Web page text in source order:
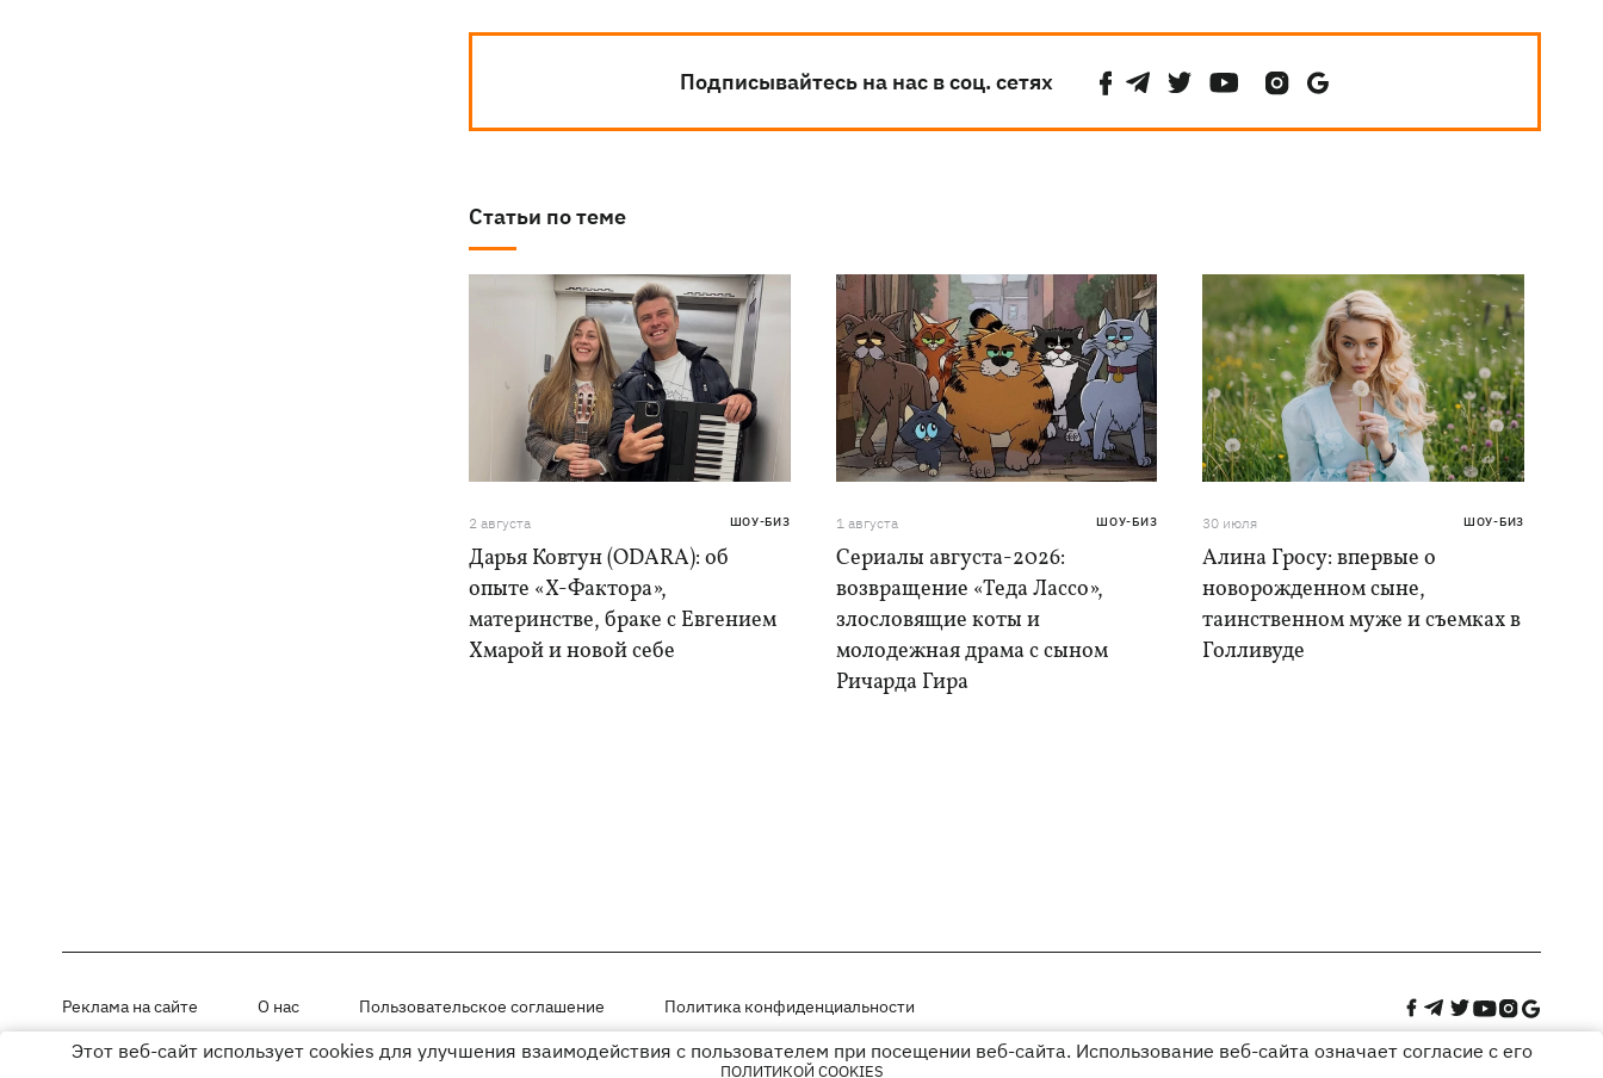
Подписывайтесь на нас в соц. сетях
Статьи по теме
2 августа ШОУ-БИЗ
Дарья Ковтун (ODARA): об
опыте «Х-Фактора»,
материнстве, браке с Евгением
Хмарой и новой себе
1 августа ШОУ-БИЗ
Сериалы августа-2026:
возвращение «Теда Лассо»,
злословящие коты и
молодежная драма с сыном
Ричарда Гира
30 июля ШОУ-БИЗ
Алина Гросу: впервые о
новорожденном сыне,
таинственном муже и съемках в
Голливуде
Реклама на сайте О нас Пользовательское соглашение Политика конфиденциальности
Материалы под рубриками «Новости компании», «PR» и «Факт» размещены на правах рекламы
Этот веб-сайт использует cookies для улучшения взаимодействия с пользователем при посещении веб-сайта. Использование веб-сайта означает согласие с его
ПОЛИТИКОЙ COOKIES